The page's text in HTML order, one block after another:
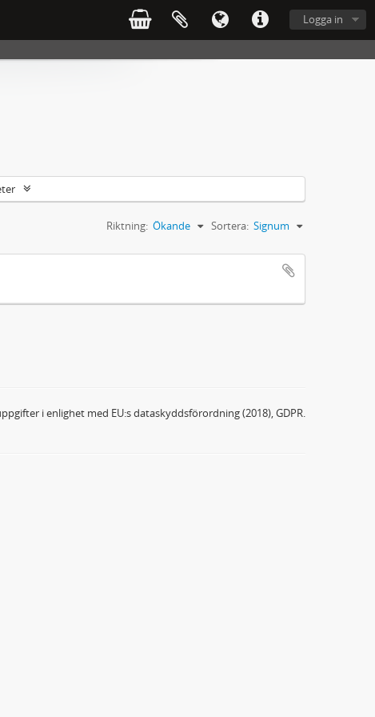
Logga in
Sortera: Signum
Riktning: Ökande
i enlighet med EU:s dataskyddsförordning (2018), GDPR.